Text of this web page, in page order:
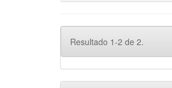
Resultado 1-2 de 2.